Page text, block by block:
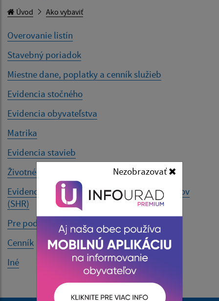
Nezobrazovať
Úvod Ako vybaviť
Overovanie listín
Stavebný poriadok
Miestne dane, poplatky a cenník služieb
Evidencia stočného
Evidencia obyvateľstva
Matrika
Evidencia stavieb
Životné prostredie
Evidencia samostatne hospodáriacich roľníkov
(SHR)
Pre podnikateľov
Cenník
Iné